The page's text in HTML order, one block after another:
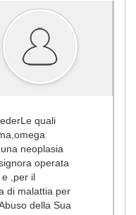
quali
neoplasia
operata
,per il
di malattia per
della Sua